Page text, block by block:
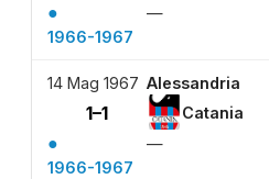
●
—
1966-1967
14 Mag 1967 Alessandria
1–1 Catania
●
—
1966-1967